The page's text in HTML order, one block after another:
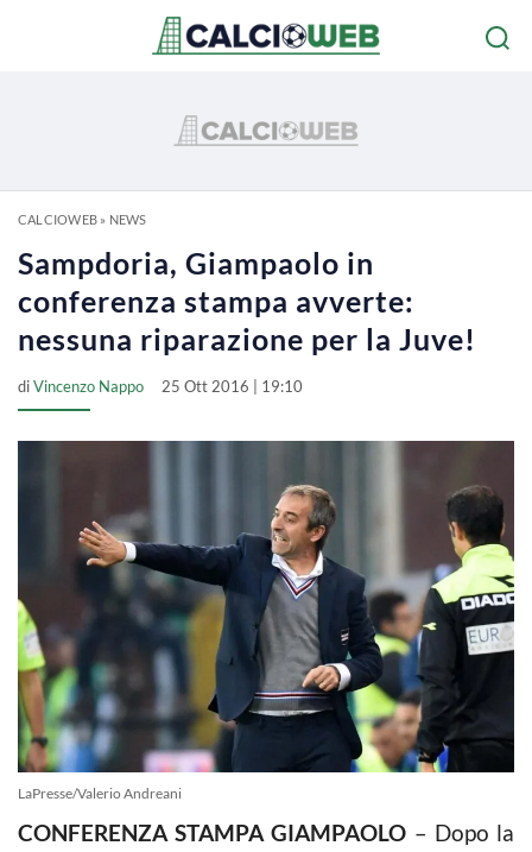
CALCIOWEB» NEWS
Sampdoria, Giampaolo in
conferenza stampa avverte:
nessuna riparazione per la Juve!
diVincenzo Nappo 25 Ott 2016 | 19:10
LaPresse/Valerio Andreani
CONFERENZA STAMPA GIAMPAOLO – Dopo la